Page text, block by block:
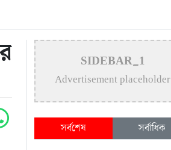
SIDEBAR_1
Advertisement placeholder
সর্বশেষ সর্বাধিক